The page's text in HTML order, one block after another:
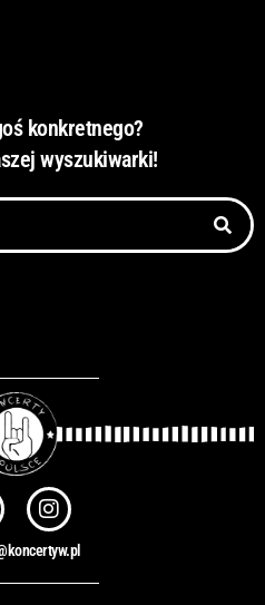
konkretnego?
wyszukiwarki!
I
n
s
t
a